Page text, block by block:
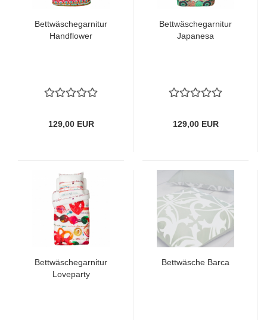
Bettwäschegarnitur
Handflower
129,00 EUR
Bettwäschegarnitur
Japanesa
129,00 EUR
Bettwäschegarnitur
Loveparty
Bettwäsche Barca